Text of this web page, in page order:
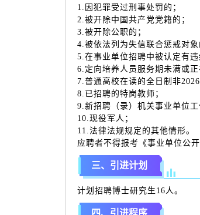
1.因犯罪受过刑事处罚的；
2.被开除中国共产党党籍的；
3.被开除公职的；
4.被依法列为失信联合惩戒对象
5.在事业单位招聘中被认定有
6.定向培养人员服务期未满或正
7.普通高校在读的全日制非2026
8.已招聘的特岗教师；
9.新招聘（录）机关事业单位
10.现役军人；
11.法律法规规定的其他情形。
应聘者不得报考《事业单位公
三、引进计划
计划招聘博士研究生16人。
四、引进程序